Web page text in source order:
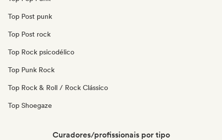
Top Post punk
Top Post rock
Top Rock psicodélico
Top Punk Rock
Top Rock & Roll / Rock Clássico
Top Shoegaze
Curadores/profissionais por tipo